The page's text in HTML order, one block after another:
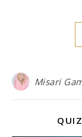
Misari